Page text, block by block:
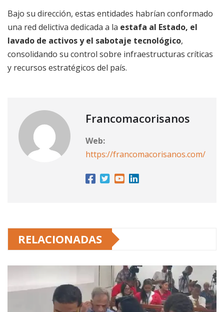
Bajo su dirección, estas entidades habrían conformado
una red delictiva dedicada a la estafa al Estado, el
lavado de activos y el sabotaje tecnológico,
consolidando su control sobre infraestructuras críticas
y recursos estratégicos del país.
Francomacorisanos
Web:
https://francomacorisanos.com/
RELACIONADAS